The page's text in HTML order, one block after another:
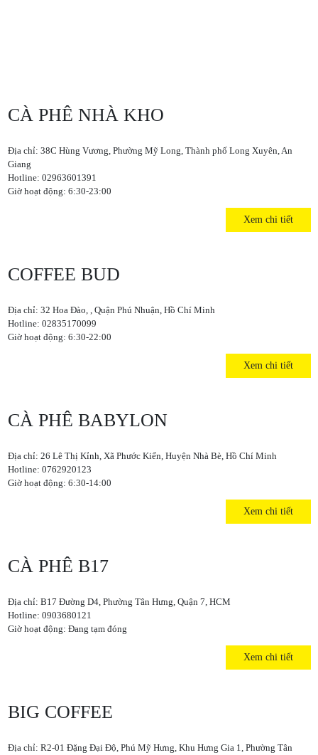
CÀ PHÊ NHÀ KHO
Địa chỉ: 38C Hùng Vương, Phường Mỹ Long, Thành phố Long Xuyên, An
Giang
Hotline: 02963601391
Giờ hoạt động: 6:30-23:00
Xem chi tiết
COFFEE BUD
Địa chỉ: 32 Hoa Đào, , Quận Phú Nhuận, Hồ Chí Minh
Hotline: 02835170099
Giờ hoạt động: 6:30-22:00
Xem chi tiết
CÀ PHÊ BABYLON
Địa chỉ: 26 Lê Thị Kỉnh, Xã Phước Kiển, Huyện Nhà Bè, Hồ Chí Minh
Hotline: 0762920123
Giờ hoạt động: 6:30-14:00
Xem chi tiết
CÀ PHÊ B17
Địa chỉ: B17 Đường D4, Phường Tân Hưng, Quận 7, HCM
Hotline: 0903680121
Giờ hoạt động: Đang tạm đóng
Xem chi tiết
BIG COFFEE
Địa chỉ: R2-01 Đặng Đại Độ, Phú Mỹ Hưng, Khu Hưng Gia 1, Phường Tân